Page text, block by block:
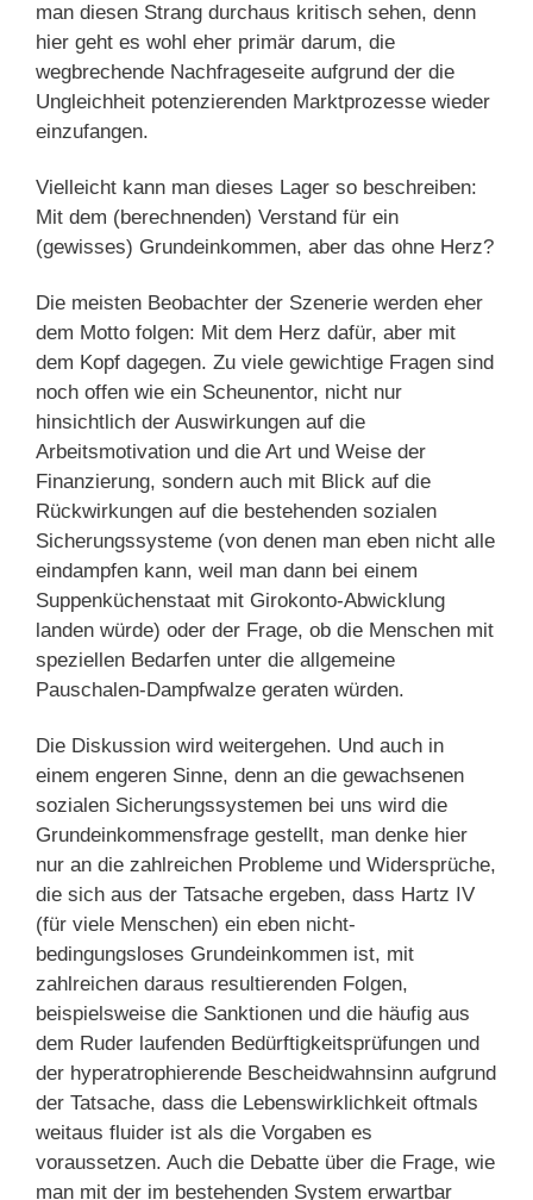
man diesen Strang durchaus kritisch sehen, denn
hier geht es wohl eher primär darum, die
wegbrechende Nachfrageseite aufgrund der die
Ungleichheit potenzierenden Marktprozesse wieder
einzufangen.
Vielleicht kann man dieses Lager so beschreiben:
Mit dem (berechnenden) Verstand für ein
(gewisses) Grundeinkommen, aber das ohne Herz?
Die meisten Beobachter der Szenerie werden eher
dem Motto folgen: Mit dem Herz dafür, aber mit
dem Kopf dagegen. Zu viele gewichtige Fragen sind
noch offen wie ein Scheunentor, nicht nur
hinsichtlich der Auswirkungen auf die
Arbeitsmotivation und die Art und Weise der
Finanzierung, sondern auch mit Blick auf die
Rückwirkungen auf die bestehenden sozialen
Sicherungssysteme (von denen man eben nicht alle
eindampfen kann, weil man dann bei einem
Suppenküchenstaat mit Girokonto-Abwicklung
landen würde) oder der Frage, ob die Menschen mit
speziellen Bedarfen unter die allgemeine
Pauschalen-Dampfwalze geraten würden.
Die Diskussion wird weitergehen. Und auch in
einem engeren Sinne, denn an die gewachsenen
sozialen Sicherungssystemen bei uns wird die
Grundeinkommensfrage gestellt, man denke hier
nur an die zahlreichen Probleme und Widersprüche,
die sich aus der Tatsache ergeben, dass Hartz IV
(für viele Menschen) ein eben nicht-
bedingungsloses Grundeinkommen ist, mit
zahlreichen daraus resultierenden Folgen,
beispielsweise die Sanktionen und die häufig aus
dem Ruder laufenden Bedürftigkeitsprüfungen und
der hyperatrophierende Bescheidwahnsinn aufgrund
der Tatsache, dass die Lebenswirklichkeit oftmals
weitaus fluider ist als die Vorgaben es
voraussetzen. Auch die Debatte über die Frage, wie
man mit der im bestehenden System erwartbar